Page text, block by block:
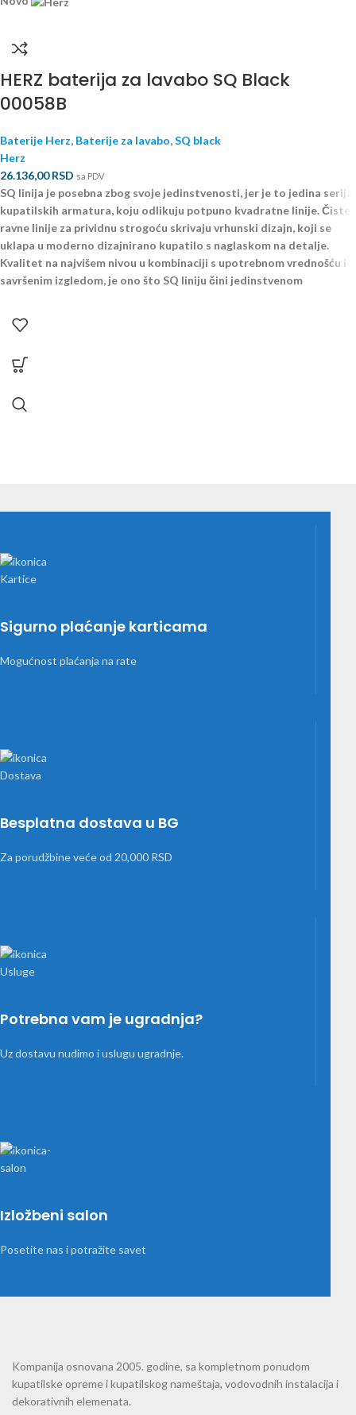
HERZ baterija za lavabo SQ Black
00058B
Baterije Herz, Baterije za lavabo,SQ black
Herz
26.136,00RSD sa PDV
SQ linija je posebna zbog svoje jedinstvenosti, jer je to jedina serija
kupatilskih armatura, koju odlikuju potpuno kvadratne linije. Čiste
ravne linije za prividnu strogoću skrivaju vrhunski dizajn, koji se
uklapa u moderno dizajnirano kupatilo s naglaskom na detalje.
Kvalitet na najvišem nivou u kombinaciji s upotrebnom vrednošću i
savršenim izgledom, je ono što SQ liniju čini jedinstvenom
Sigurno plaćanje karticama
Mogućnost plaćanja na rate
Besplatna dostava u BG
Za porudžbine veće od 20,000 RSD
Potrebna vam je ugradnja?
Uz dostavu nudimo i uslugu ugradnje.
Izložbeni salon
Posetite nas i potražite savet
Kompanija osnovana 2005. godine, sa kompletnom ponudom
kupatilske opreme i kupatilskog nameštaja, vodovodnih instalacija i
dekorativnih elemenata.